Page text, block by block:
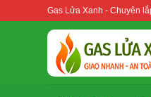
Gas Lửa Xanh - Chuyên